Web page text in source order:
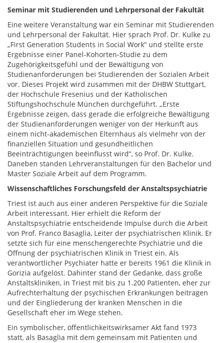
Seminar mit Studierenden und Lehrpersonal der Fakultät
Eine weitere Veranstaltung war ein Seminar mit Studierenden
und Lehrpersonal der Fakultät. Hier sprach Prof. Dr. Kulke zu
„First Generation Students in Social Work“ und stellte erste
Ergebnisse einer Panel-Kohorten-Studie zu dem
Zugehörigkeitsgefühl und der Bewältigung von
Studienanforderungen bei Studierenden der Sozialen Arbeit
vor. Dieses Projekt wird zusammen mit der DHBW Stuttgart,
der Hochschule Fresenius und der Katholischen
Stiftungshochschule München durchgeführt. „Erste
Ergebnisse zeigen, dass gerade die erfolgreiche Bewältigung
der Studienanforderungen weniger von der Herkunft aus
einem nicht-akademischen Elternhaus als vielmehr von der
finanziellen Situation und gesundheitlichen
Beeinträchtigungen beeinflusst wird“, so Prof. Dr. Kulke.
Daneben standen Lehrveranstaltungen für den Bachelor und
Master Soziale Arbeit auf dem Programm.
Wissenschaftliches Forschungsfeld der Anstaltspsychiatrie
Triest ist auch aus einer anderen Perspektive für die Soziale
Arbeit interessant. Hier erhielt die Reform der
Anstaltspsychiatrie entscheidende Impulse durch die Arbeit
von Prof. Franco Basaglia, Leiter der psychiatrischen Klinik. Er
setzte sich für eine menschengerechte Psychiatrie und die
Öffnung der psychiatrischen Klinik in Triest ein. Als
verantwortlicher Psychiater hatte er bereits 1961 die Klinik in
Gorizia aufgelöst. Dahinter stand der Gedanke, dass große
Anstaltskliniken, in Triest mit bis zu 1.200 Patienten, eher zur
Aufrechterhaltung der psychischen Erkrankungen beitragen
und der Eingliederung der kranken Menschen in die
Gesellschaft eher im Wege stehen.
Ein symbolischer, öffentlichkeitswirksamer Akt fand 1973
statt, als Basaglia mit dem gemeinsam mit Patienten und